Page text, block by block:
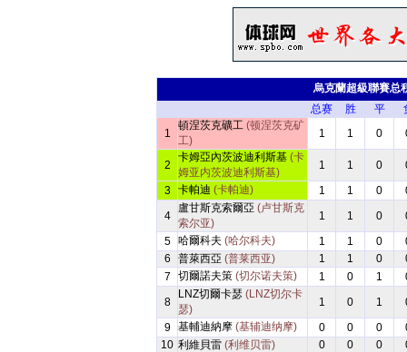
烏克蘭超級聯賽总
总赛
胜 平
1
頓涅茨克礦工 (顿涅茨克矿
工)
1 1 0
2
卡姆亞內茨波迪利斯基 (卡
姆亚内茨波迪利斯基)
1 1 0
3
卡帕迪 (卡帕迪) 1 1 0
4
盧甘斯克索爾亞 (卢甘斯克
索尔亚)
1 1 0
5
哈爾科夫 (哈尔科夫) 1 1 0
6
普萊西亞 (普莱西亚) 1 1 0
7
切爾諾夫策 (切尔诺夫策) 1 0 1
8
LNZ切爾卡瑟 (LNZ切尔卡
瑟)
1 0 1
9
基輔迪納摩 (基辅迪纳摩) 0 0 0
10 利維貝雷 (利维贝雷) 0 0 0